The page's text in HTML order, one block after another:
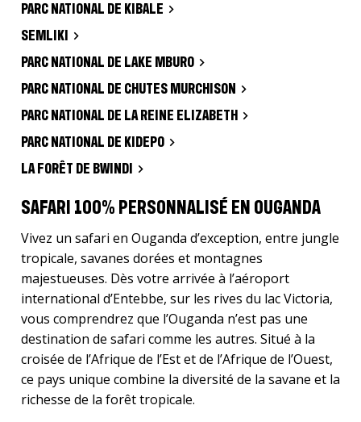
PARC NATIONAL DE KIBALE
SEMLIKI
PARC NATIONAL DE LAKE MBURO
PARC NATIONAL DE CHUTES MURCHISON
PARC NATIONAL DE LA REINE ELIZABETH
PARC NATIONAL DE KIDEPO
LA FORÊT DE BWINDI
SAFARI 100% PERSONNALISÉ EN OUGANDA
Vivez un safari en Ouganda d’exception, entre jungle
tropicale, savanes dorées et montagnes
majestueuses. Dès votre arrivée à l’aéroport
international d’Entebbe, sur les rives du lac Victoria,
vous comprendrez que l’Ouganda n’est pas une
destination de safari comme les autres. Situé à la
croisée de l’Afrique de l’Est et de l’Afrique de l’Ouest,
ce pays unique combine la diversité de la savane et la
richesse de la forêt tropicale.